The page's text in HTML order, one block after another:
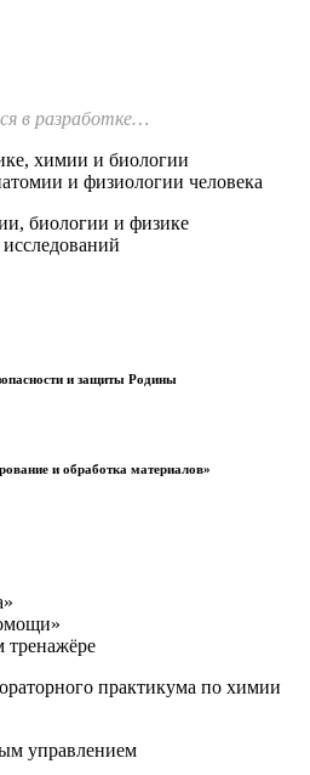
в разработке…
химии и биологии
и физиологии человека
биологии и физике
и защиты Родины
и обработка материалов»
тренажёре
практикума по химии
управлением